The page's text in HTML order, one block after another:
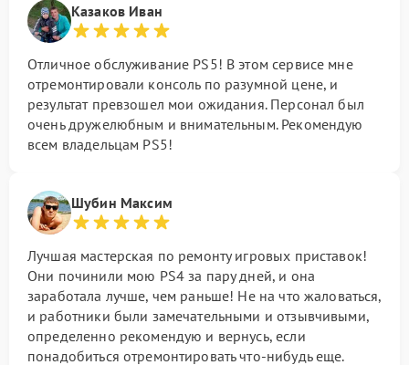
Казаков Иван
Отличное обслуживание PS5! В этом сервисе мне
отремонтировали консоль по разумной цене, и
результат превзошел мои ожидания. Персонал был
очень дружелюбным и внимательным. Рекомендую
всем владельцам PS5!
Шубин Максим
Лучшая мастерская по ремонту игровых приставок!
Они починили мою PS4 за пару дней, и она
заработала лучше, чем раньше! Не на что жаловаться,
и работники были замечательными и отзывчивыми,
определенно рекомендую и вернусь, если
понадобиться отремонтировать что-нибудь еще.